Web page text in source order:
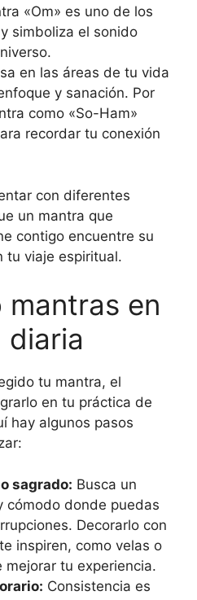
«Om» es uno de los
simboliza el sonido
en las áreas de tu vida
y sanación. Por
como «So-Ham»
recordar tu conexión
con diferentes
un mantra que
contigo encuentre su
tu viaje espiritual.
mantras en
tu mantra, el
en tu práctica de
hay algunos pasos
sagrado: Busca un
cómodo donde puedas
Decorarlo con
inspiren, como velas o
mejorar tu experiencia.
Consistencia es